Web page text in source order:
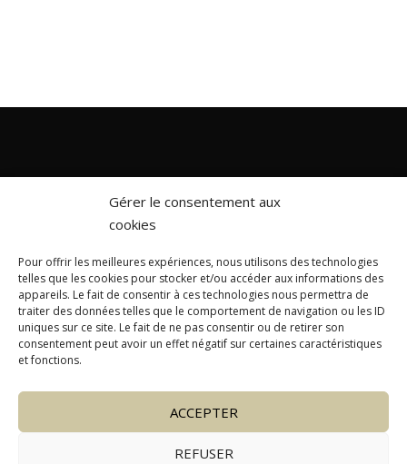
Gérer le consentement aux
cookies
Pour offrir les meilleures expériences, nous utilisons des technologies
telles que les cookies pour stocker et/ou accéder aux informations des
appareils. Le fait de consentir à ces technologies nous permettra de
traiter des données telles que le comportement de navigation ou les ID
uniques sur ce site. Le fait de ne pas consentir ou de retirer son
consentement peut avoir un effet négatif sur certaines caractéristiques
et fonctions.
ACCEPTER
REFUSER
About us Caretaking for chalets
Other Services